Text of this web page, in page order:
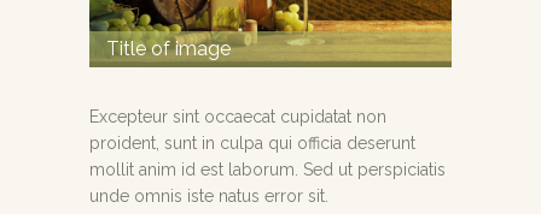
Title of image
Excepteur sint occaecat cupidatat non
proident, sunt in culpa qui officia deserunt
mollit anim id est laborum. Sed ut perspiciatis
unde omnis iste natus error sit.